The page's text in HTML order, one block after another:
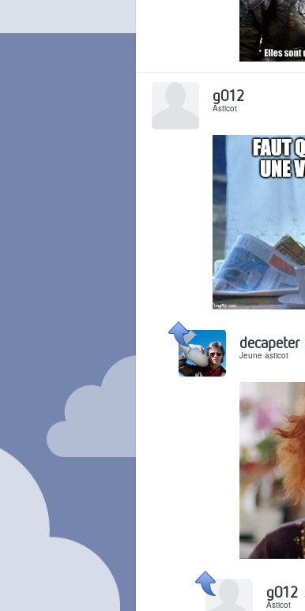
g012
Asticot
Il y a 4 ans
decapeter
Jeune asticot
Il y a 4 ans
g012
Asticot